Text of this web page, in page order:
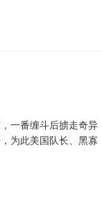
一番缠斗后掳走奇异
为此美国队长、黑寡